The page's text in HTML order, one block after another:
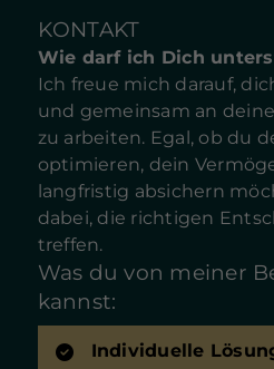
KONTAKT
Wie darf ich Dich
Ich freue mich darauf,
und gemeinsam an
zu arbeiten. Egal, ob du
optimieren, dein
langfristig absichern
dabei, die richtigen
treffen.
Was du von meiner
kannst:
Individuelle